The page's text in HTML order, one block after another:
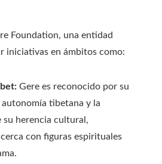
Foundation, una entidad
iniciativas en ámbitos como:
Gere es reconocido por su
tibetana y la
su herencia cultural,
con figuras espirituales